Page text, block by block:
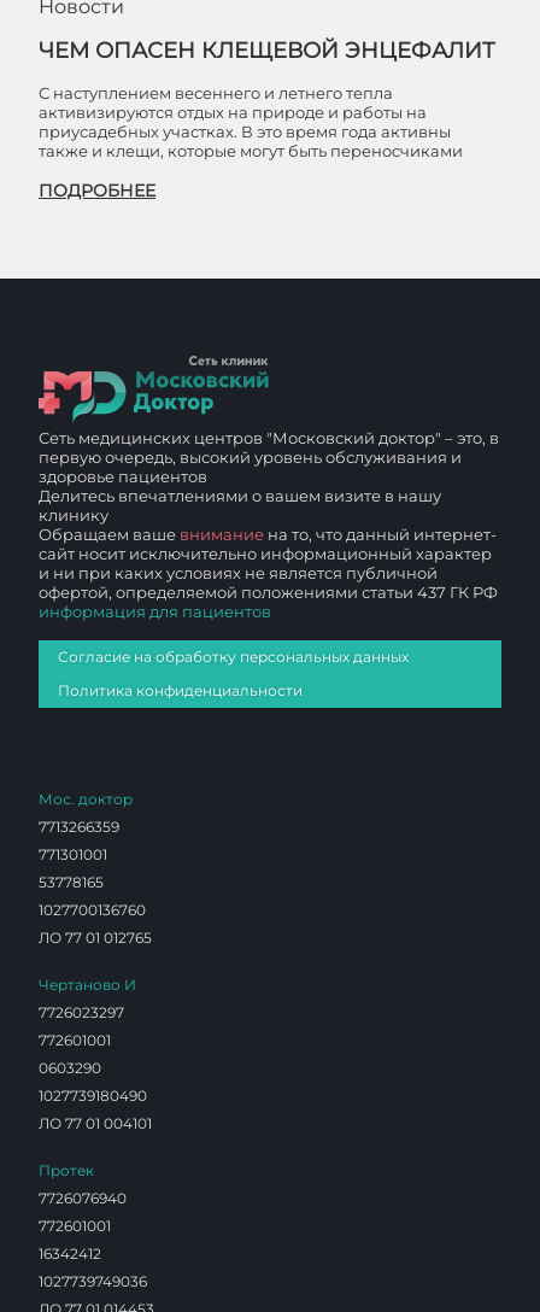
Новости
ЧЕМ ОПАСЕН КЛЕЩЕВОЙ ЭНЦЕФАЛИТ
С наступлением весеннего и летнего тепла
активизируются отдых на природе и работы на
приусадебных участках. В это время года активны
также и клещи, которые могут быть переносчиками
ПОДРОБНЕЕ
Сеть медицинских центров "Московский доктор" – это, в
первую очередь, высокий уровень обслуживания и
здоровье пациентов
Делитесь впечатлениями о вашем визите в нашу
клинику
Обращаем ваше внимание на то, что данный интернет-
сайт носит исключительно информационный характер
и ни при каких условиях не является публичной
офертой, определяемой положениями статьи 437 ГК РФ
информация для пациентов
Согласие на обработку персональных данных
Политика конфиденциальности
Мос. доктор
7713266359
771301001
53778165
1027700136760
ЛО 77 01 012765
Чертаново И
7726023297
772601001
0603290
1027739180490
ЛО 77 01 004101
Протек
7726076940
772601001
16342412
1027739749036